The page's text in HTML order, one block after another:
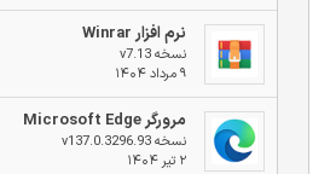
نرم افزار Winrar
نسخه v7.13
۹ مرداد ۱۴۰۴
مرورگر Microsoft Edge
نسخه v137.0.3296.93
۲ تیر ۱۴۰۴